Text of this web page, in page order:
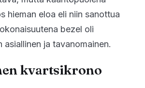
hieman eloa eli niin sanottua
bezel oli
asiallinen ja tavanomainen.
kvartsikrono